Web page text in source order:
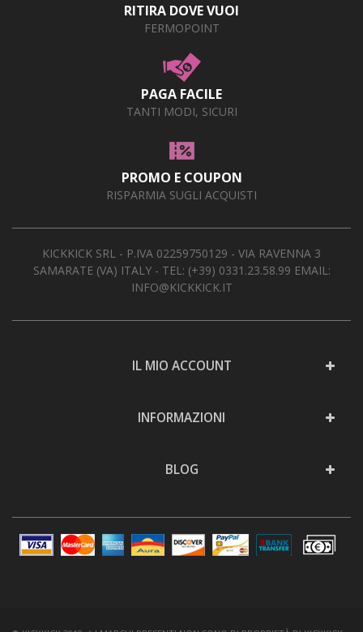
RITIRA DOVE VUOI
FERMOPOINT
PAGA FACILE
TANTI MODI, SICURI
PROMO E COUPON
RISPARMIA SUGLI ACQUISTI
KICKKICK SRL - P.IVA 02259750129 - VIA RAVENNA 3
SAMARATE (VA) ITALY - TEL: (+39) 0331.23.58.99 EMAIL:
INFO@KICKKICK.IT
IL MIO ACCOUNT
INFORMAZIONI
BLOG